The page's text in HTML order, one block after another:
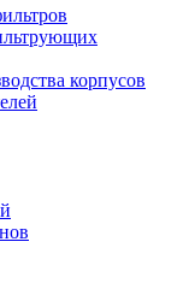
корпусов